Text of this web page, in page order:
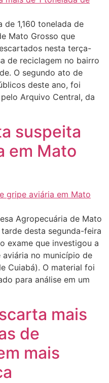
de 1,160 tonelada de
Mato Grosso que
nesta terça-
de reciclagem no bairro
O segundo ato de
deste ano, foi
Arquivo Central, da
suspeita
em Mato
Agropecuária de Mato
desta segunda-feira
exame que investigou a
no município de
Cuiabá). O material foi
para análise em um
mais
de
mais